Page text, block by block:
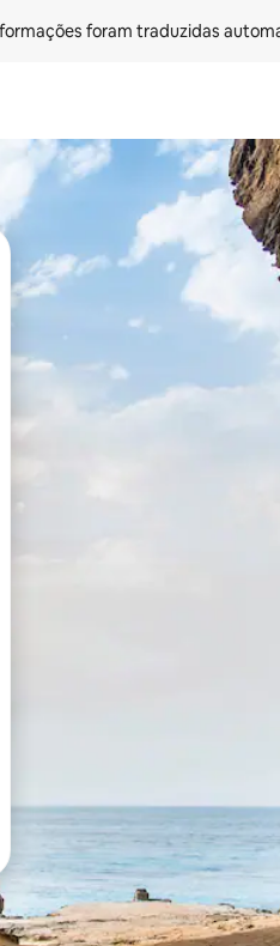
foram traduzidas
as seta para cima e para